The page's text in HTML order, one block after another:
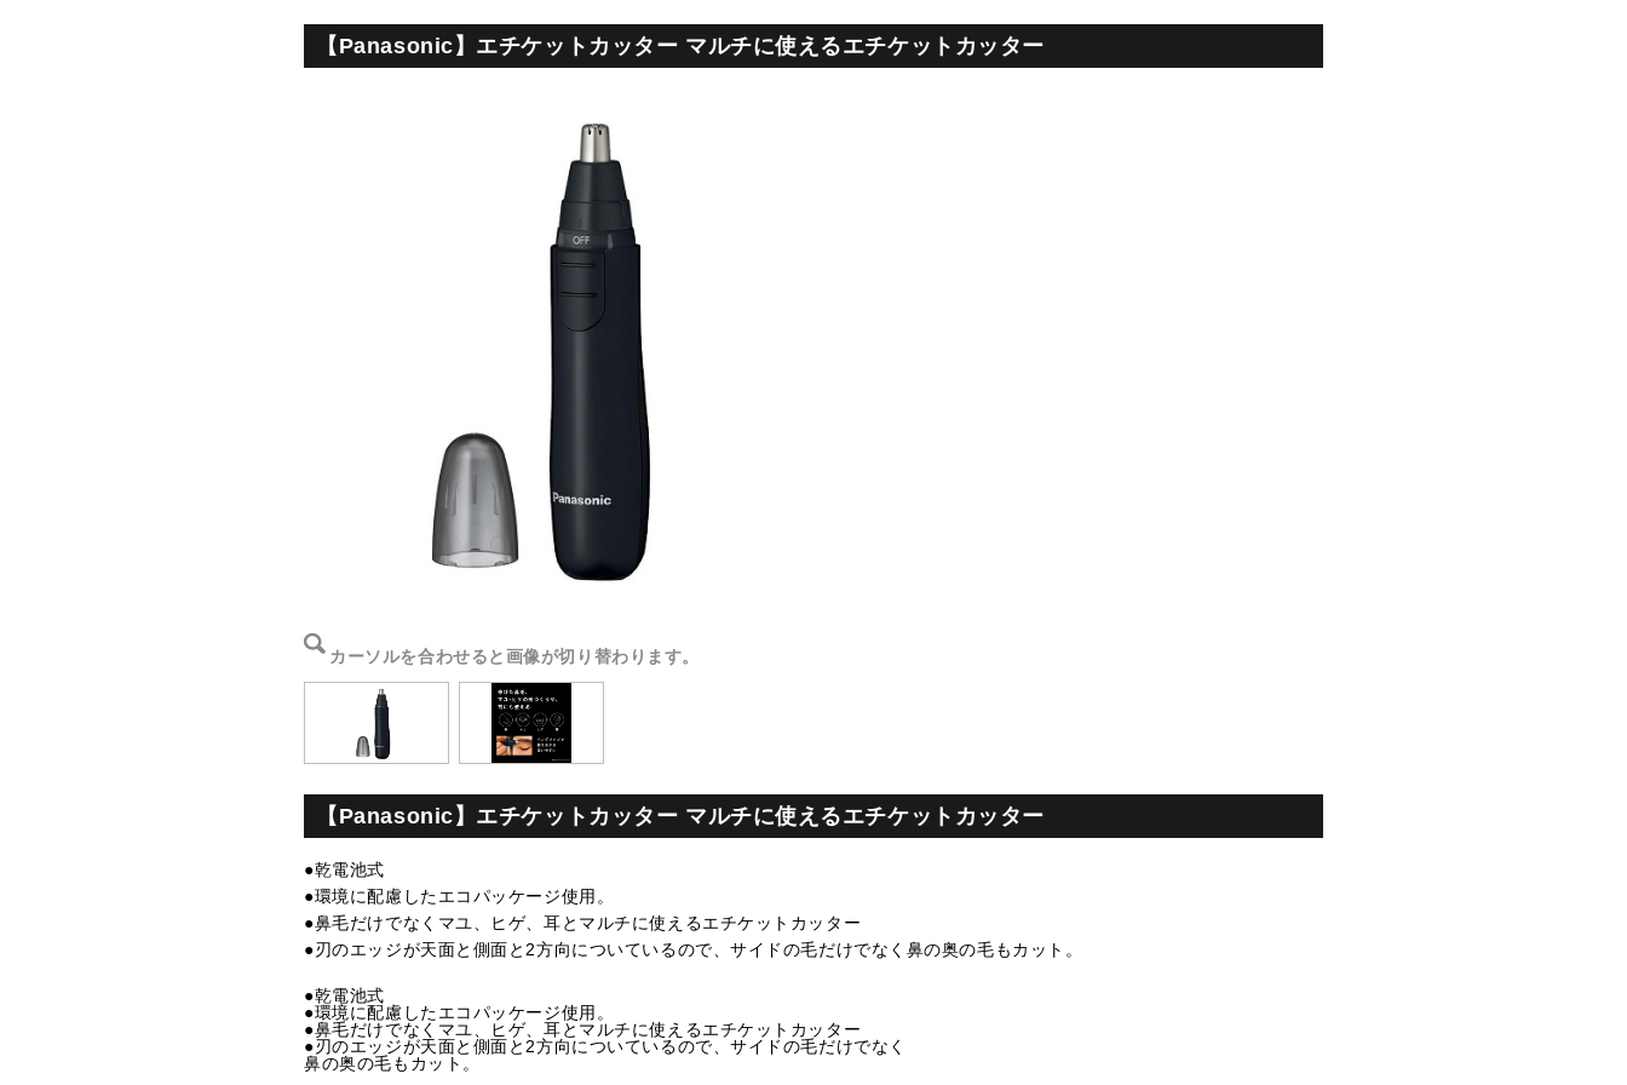
【Panasonic】エチケットカッター マルチに使えるエチケットカッター
カーソルを合わせると画像が切り替わります。
【Panasonic】エチケットカッター マルチに使えるエチケットカッター
●乾電池式
●環境に配慮したエコパッケージ使用。
●鼻毛だけでなくマユ、ヒゲ、耳とマルチに使えるエチケットカッター
●刃のエッジが天面と側面と2方向についているので、サイドの毛だけでなく鼻の奥の毛もカット。
●乾電池式
●環境に配慮したエコパッケージ使用。
●鼻毛だけでなくマユ、ヒゲ、耳とマルチに使えるエチケットカッター
●刃のエッジが天面と側面と2方向についているので、サイドの毛だけでなく
鼻の奥の毛もカット。